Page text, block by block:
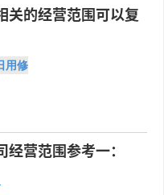
关的经营范围可以复
用修
经营范围参考一：